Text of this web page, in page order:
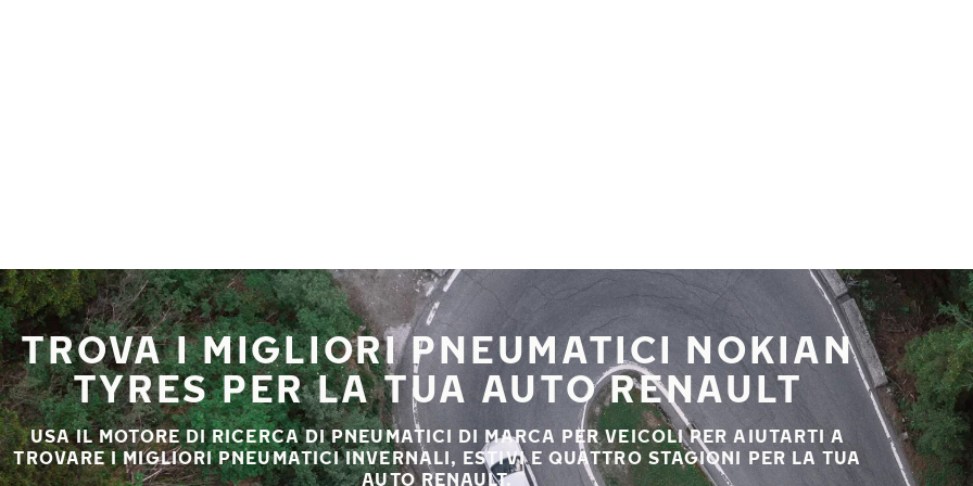
TROVA I MIGLIORI PNEUMATICI NOKIAN
TYRES PER LA TUA AUTO RENAULT
USA IL MOTORE DI RICERCA DI PNEUMATICI DI MARCA PER VEICOLI PER AIUTARTI A
TROVARE I MIGLIORI PNEUMATICI INVERNALI, ESTIVI E QUATTRO STAGIONI PER LA TUA
AUTO RENAULT.